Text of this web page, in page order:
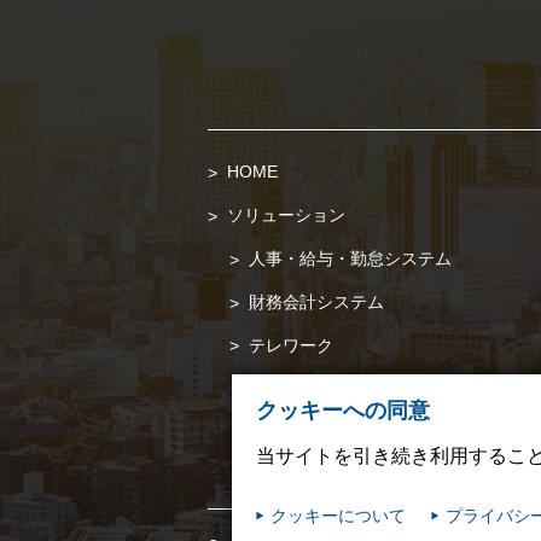
HOME
ソリューション
人事・給与・勤怠システム
財務会計システム
テレワーク
クッキーへの同意
当サイトを引き続き利用するこ
クッキーについて プライバシ